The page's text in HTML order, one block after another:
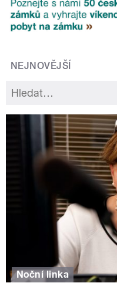
NEJNOVĚJŠÍ
Noční linka